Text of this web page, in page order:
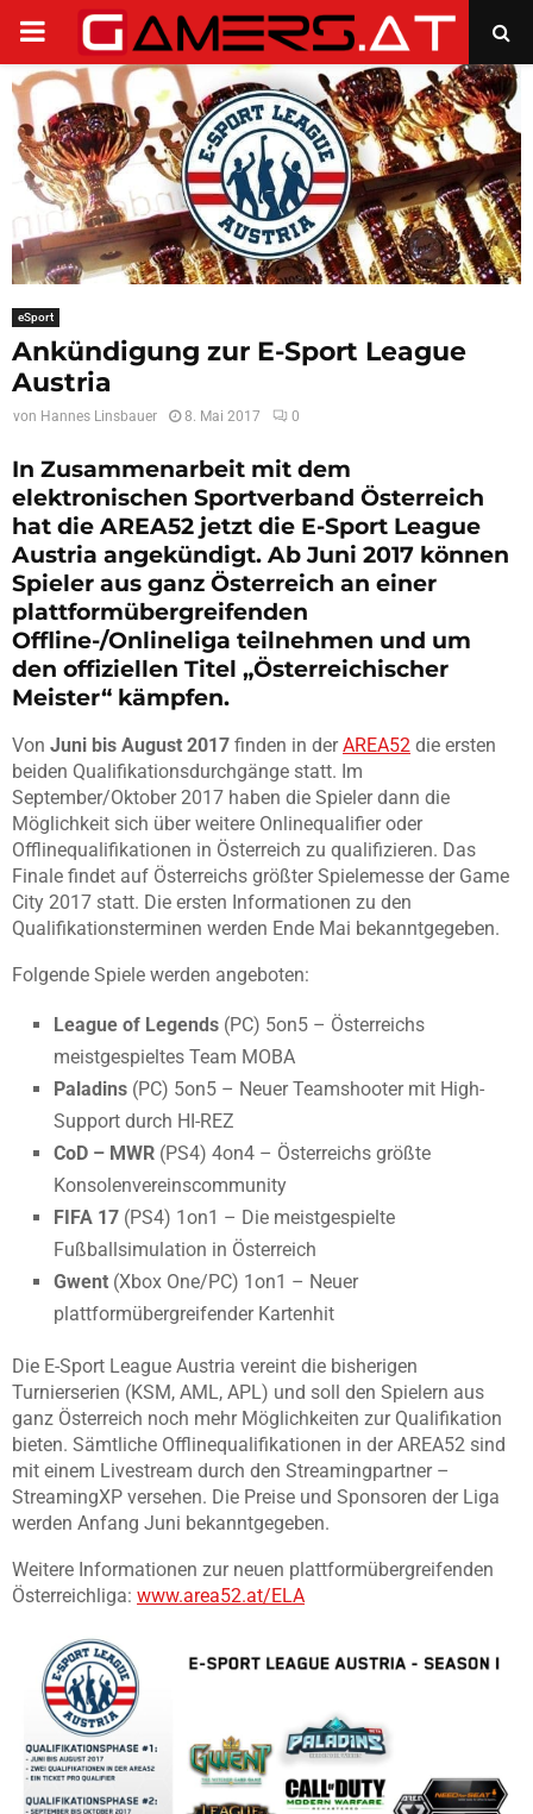
PRIMARY
MENU
eSport
Ankündigung zur E-Sport League
Austria
von Hannes Linsbauer 8. Mai 2017 0
In Zusammenarbeit mit dem
elektronischen Sportverband Österreich
hat die AREA52 jetzt die E-Sport League
Austria angekündigt. Ab Juni 2017 können
Spieler aus ganz Österreich an einer
plattformübergreifenden
Offline-/Onlineliga teilnehmen und um
den offiziellen Titel „Österreichischer
Meister“ kämpfen.
Von Juni bis August 2017 finden in derAREA52 die ersten
beiden Qualifikationsdurchgänge statt. Im
September/Oktober 2017 haben die Spieler dann die
Möglichkeit sich über weitere Onlinequalifier oder
Offlinequalifikationen in Österreich zu qualifizieren. Das
Finale findet auf Österreichs größter Spielemesse der Game
City 2017 statt. Die ersten Informationen zu den
Qualifikationsterminen werden Ende Mai bekanntgegeben.
Folgende Spiele werden angeboten:
League of Legends (PC) 5on5 – Österreichs
meistgespieltes Team MOBA
Paladins (PC) 5on5 – Neuer Teamshooter mit High-
Support durch HI-REZ
CoD – MWR (PS4) 4on4 – Österreichs größte
Konsolenvereinscommunity
FIFA 17 (PS4) 1on1 – Die meistgespielte
Fußballsimulation in Österreich
Gwent (Xbox One/PC) 1on1 – Neuer
plattformübergreifender Kartenhit
Die E-Sport League Austria vereint die bisherigen
Turnierserien (KSM, AML, APL) und soll den Spielern aus
ganz Österreich noch mehr Möglichkeiten zur Qualifikation
bieten. Sämtliche Offlinequalifikationen in der AREA52 sind
mit einem Livestream durch den Streamingpartner –
StreamingXP versehen. Die Preise und Sponsoren der Liga
werden Anfang Juni bekanntgegeben.
Weitere Informationen zur neuen plattformübergreifenden
Österreichliga: www.area52.at/ELA